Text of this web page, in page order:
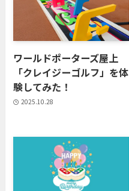
ワールドポーターズ屋上
「クレイジーゴルフ」を体
験してみた！
2025.10.28